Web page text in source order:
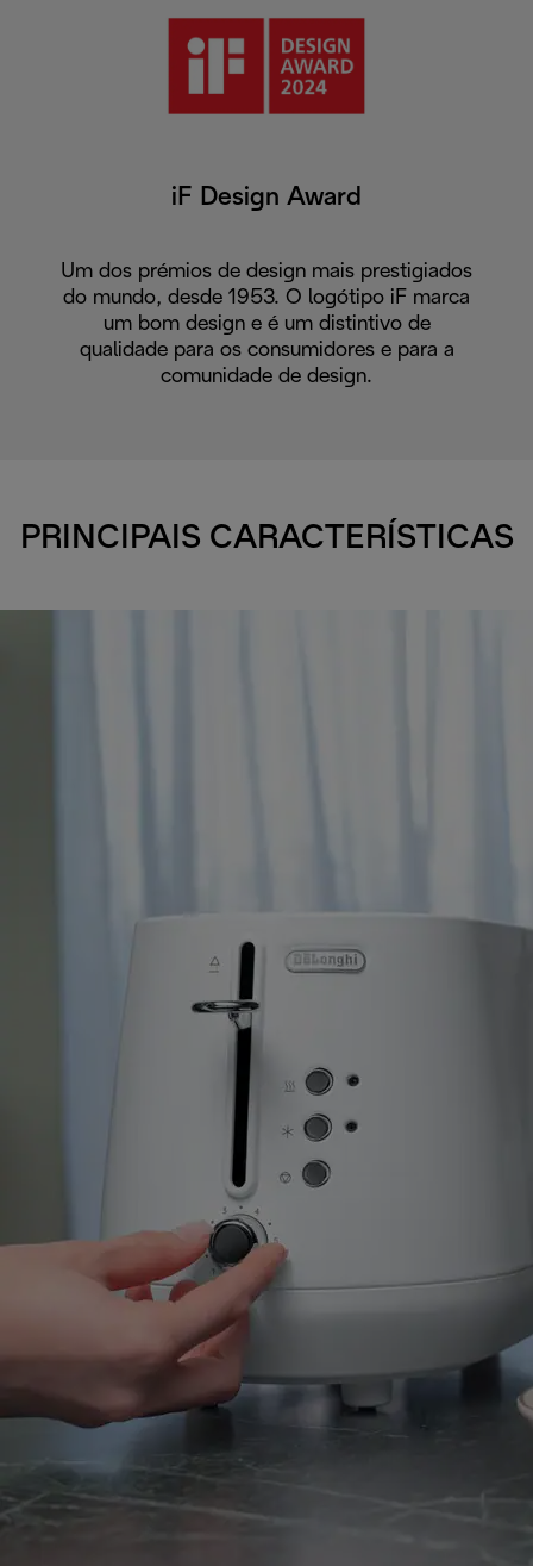
iF Design Award
Um dos prémios de design mais prestigiados
do mundo, desde 1953. O logótipo iF marca
um bom design e é um distintivo de
qualidade para os consumidores e para a
comunidade de design.
PRINCIPAIS CARACTERÍSTICAS